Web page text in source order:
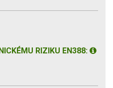
RIZIKU EN388: